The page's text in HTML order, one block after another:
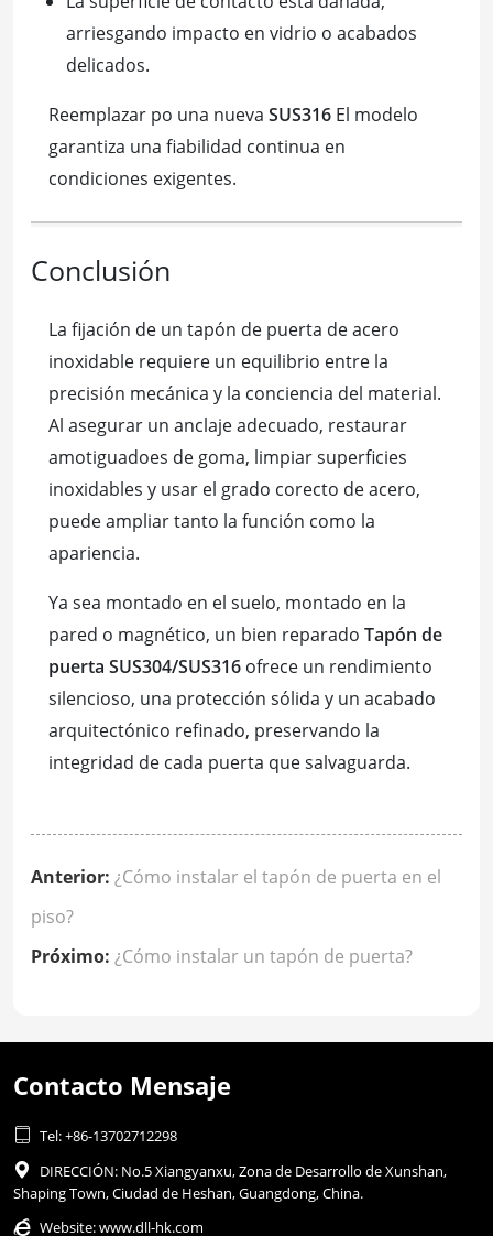
arriesgando impacto en vidrio o acabados
delicados.
Reemplazar po una nueva SUS316 El modelo
garantiza una fiabilidad continua en
condiciones exigentes.
Conclusión
La fijación de un tapón de puerta de acero
inoxidable requiere un equilibrio entre la
precisión mecánica y la conciencia del material.
Al asegurar un anclaje adecuado, restaurar
amotiguadoes de goma, limpiar superficies
inoxidables y usar el grado corecto de acero,
puede ampliar tanto la función como la
apariencia.
Ya sea montado en el suelo, montado en la
pared o magnético, un bien reparado Tapón de
puerta SUS304/SUS316 ofrece un rendimiento
silencioso, una protección sólida y un acabado
arquitectónico refinado, preservando la
integridad de cada puerta que salvaguarda.
Anterior: ¿Cómo instalar el tapón de puerta en el
piso?
Próximo: ¿Cómo instalar un tapón de puerta?
Contacto Mensaje
 Tel: +86-13702712298

DIRECCIÓN: No.5 Xiangyanxu, Zona de Desarrollo de Xunshan,
Shaping Town, Ciudad de Heshan, Guangdong, China.
 Website:www.dll-hk.com